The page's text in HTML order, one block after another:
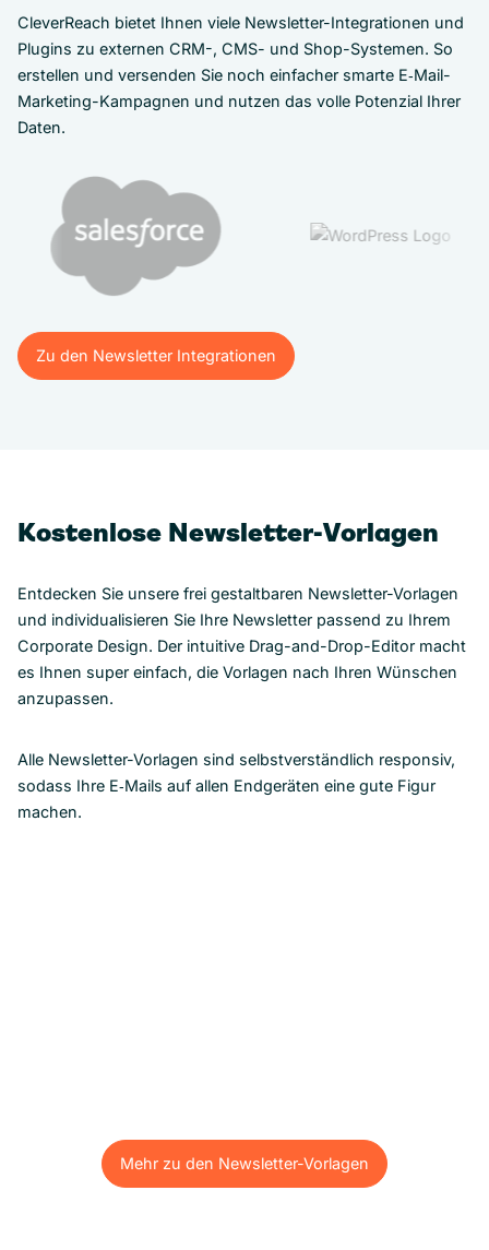
CleverReach bietet Ihnen viele Newsletter-Integrationen und
Plugins zu externen CRM-, CMS- und Shop-Systemen. So
erstellen und versenden Sie noch einfacher smarte E‑Mail-
Marketing-Kampagnen und nutzen das volle Potenzial Ihrer
Daten.
Zu den Newsletter Integrationen
Zu den Newsletter Integrationen
Kostenlose Newsletter-Vorlagen
Entdecken Sie unsere frei gestaltbaren Newsletter-Vorlagen
und individualisieren Sie Ihre Newsletter passend zu Ihrem
Corporate Design. Der intuitive Drag-and-Drop-Editor macht
es Ihnen super einfach, die Vorlagen nach Ihren Wünschen
anzupassen.
Alle Newsletter-Vorlagen sind selbstverständlich responsiv,
sodass Ihre E‑Mails auf allen Endgeräten eine gute Figur
machen.
Mehr zu den Newsletter-Vorlagen
Mehr zu den Newsletter-Vorlagen